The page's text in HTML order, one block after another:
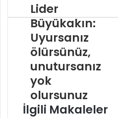
Lider
Büyükakın:
Uyursanız
ölürsünüz,
unutursanız
yok
olursunuz
İlgili Makaleler